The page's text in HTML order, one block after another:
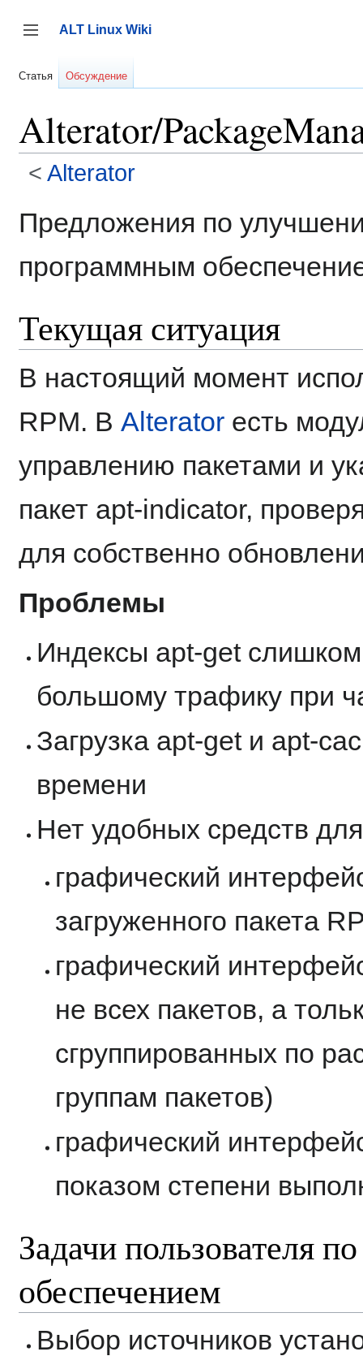
содержанию
Переключить боковую панель
ALT Linux Wiki
Статья Обсуждение
Alterator/
< Alterator
Предложения по
программным
Текущая ситуация
В настоящий момент
RPM. В Alterator есть
управлению пакетами и
пакет apt-indicator,
для собственно
Проблемы
Индексы apt-get
большому трафику при
Загрузка apt-get и apt-
времени
Нет удобных средств
графический
загруженного пакета
графический
не всех пакетов, а
сгруппированных по
группам пакетов)
графический
показом степени
Задачи пользователя
обеспечением
Выбор источников